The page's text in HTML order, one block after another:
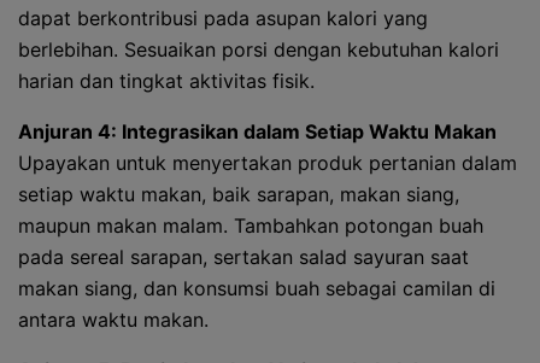
dapat berkontribusi pada asupan kalori yang
berlebihan. Sesuaikan porsi dengan kebutuhan kalori
harian dan tingkat aktivitas fisik.
Anjuran 4: Integrasikan dalam Setiap Waktu Makan
Upayakan untuk menyertakan produk pertanian dalam
setiap waktu makan, baik sarapan, makan siang,
maupun makan malam. Tambahkan potongan buah
pada sereal sarapan, sertakan salad sayuran saat
makan siang, dan konsumsi buah sebagai camilan di
antara waktu makan.